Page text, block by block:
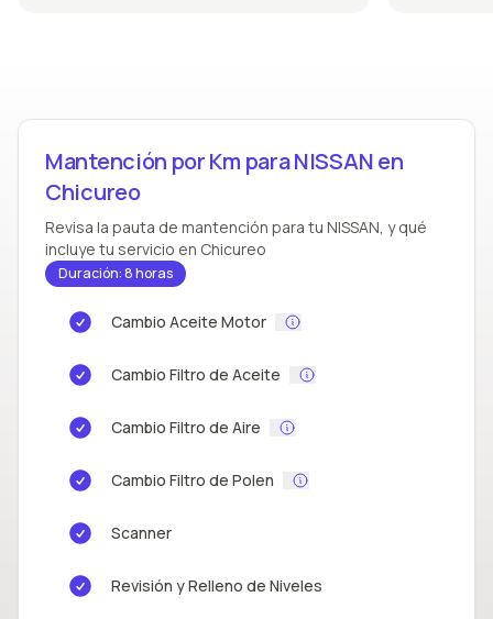
Mantención por Km para NISSAN en
Chicureo
Revisa la pauta de mantención para tu NISSAN, y qué
incluye tu servicio en Chicureo
Duración: 8 horas
Cambio Aceite Motor
Cambio Filtro de Aceite
Cambio Filtro de Aire
Cambio Filtro de Polen
Scanner
Revisión y Relleno de Niveles